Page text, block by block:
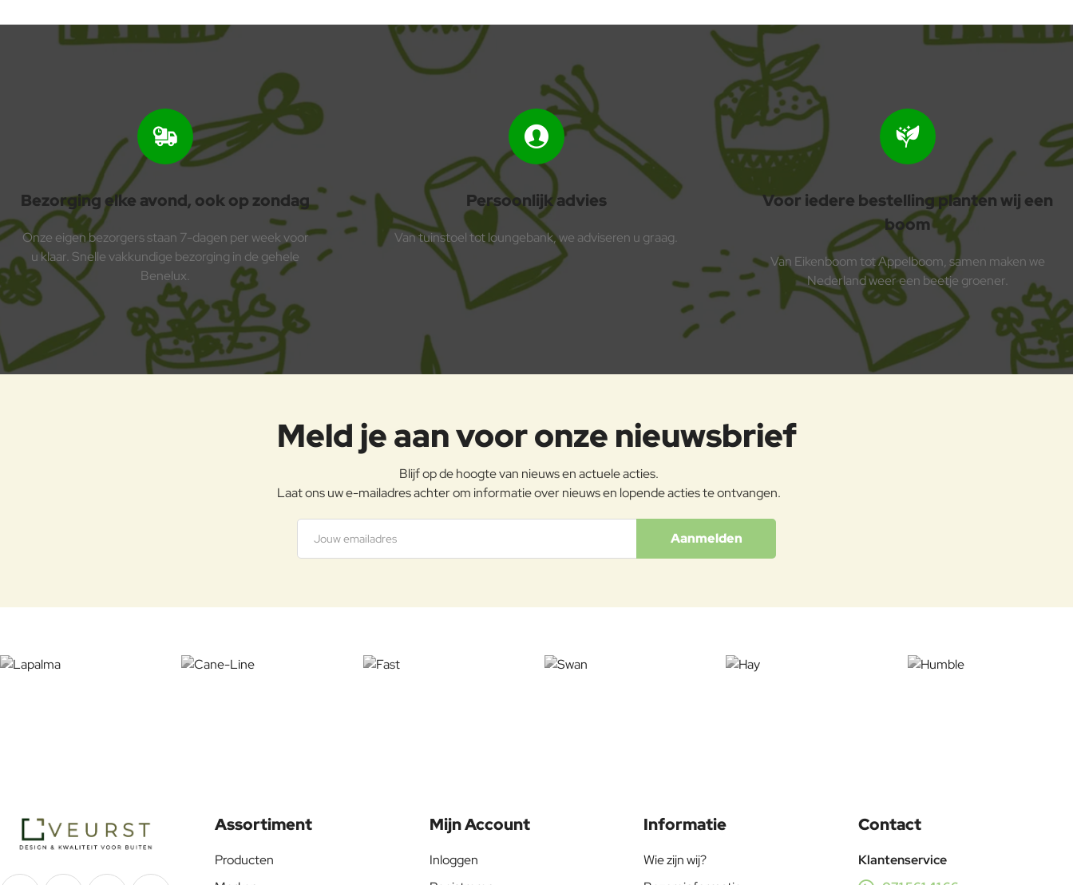
Bezorging elke avond, ook op zondag
Onze eigen bezorgers staan 7-dagen per week voor
u klaar. Snelle vakkundige bezorging in de gehele
Benelux.
Persoonlijk advies
Van tuinstoel tot loungebank, we adviseren u graag.
Voor iedere bestelling planten wij een
boom
Van Eikenboom tot Appelboom, samen maken we
Nederland weer een beetje groener.
Meld je aan voor onze nieuwsbrief
Blijf op de hoogte van nieuws en actuele acties.
Laat ons uw e-mailadres achter om informatie over nieuws en lopende acties te ontvangen.
Aanmelden
Assortiment
Producten
Mijn Account
Inloggen
Informatie
Wie zijn wij?
Contact
Klantenservice